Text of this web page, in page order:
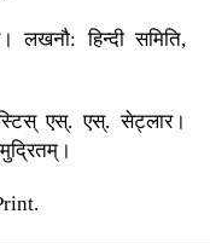
लखनौ: हिन्दी समिति,
एस्. एस्. सेट्लार।